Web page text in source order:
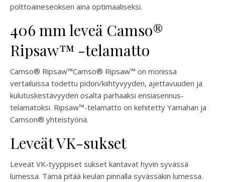
polttoaineseoksen aina optimaaliseksi.
406 mm leveä Camso®
Ripsaw™ -telamatto
Camso® Ripsaw™Camso® Ripsaw™ on monissa
vertailuissa todettu pidon/kiihtyvyyden, ajettavuuden ja
kulutuskestävyyden osalta parhaaksi ensiasennus-
telamatoksi. Ripsaw™-telamatto on kehitetty Yamahan ja
Camson® yhteistyönä.
Leveät VK-sukset
Leveät VK-tyyppiset sukset kantavat hyvin syvässä
lumessa. Tämä pitää keulan pinnalla syvässäkin lumessa.